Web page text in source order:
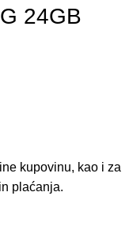
24GB
kupovinu, kao i za
plaćanja.